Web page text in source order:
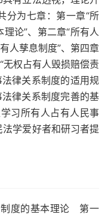
分为七章：第一章“所
论”、第二章“所有人
人孳息制度”、第四章
无权占有人毁损赔偿责
律关系制度的适用规
律关系制度完善的基
习所有人占有人民事
学爱好者和研习者提
制度的基本理论 第一